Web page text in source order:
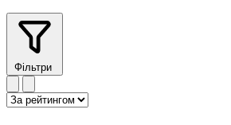
Фільтри